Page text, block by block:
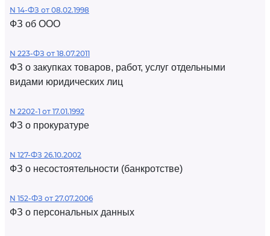
N 14-ФЗ от 08.02.1998
ФЗ об ООО
N 223-ФЗ от 18.07.2011
ФЗ о закупках товаров, работ, услуг отдельными
видами юридических лиц
N 2202-1 от 17.01.1992
ФЗ о прокуратуре
N 127-ФЗ 26.10.2002
ФЗ о несостоятельности (банкротстве)
N 152-ФЗ от 27.07.2006
ФЗ о персональных данных